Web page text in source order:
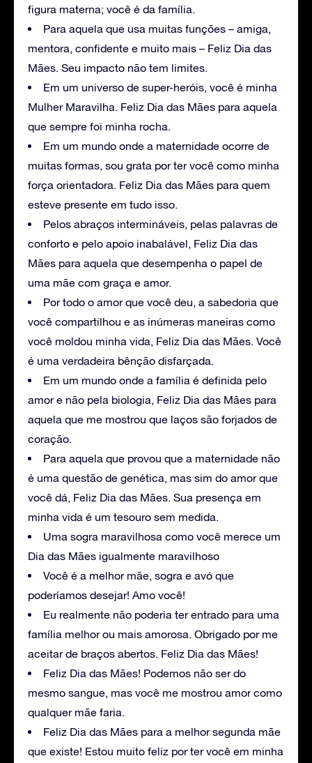
figura materna; você é da família.
Para aquela que usa muitas funções – amiga,
mentora, confidente e muito mais – Feliz Dia das
Mães. Seu impacto não tem limites.
Em um universo de super-heróis, você é minha
Mulher Maravilha. Feliz Dia das Mães para aquela
que sempre foi minha rocha.
Em um mundo onde a maternidade ocorre de
muitas formas, sou grata por ter você como minha
força orientadora. Feliz Dia das Mães para quem
esteve presente em tudo isso.
Pelos abraços intermináveis, pelas palavras de
conforto e pelo apoio inabalável, Feliz Dia das
Mães para aquela que desempenha o papel de
uma mãe com graça e amor.
Por todo o amor que você deu, a sabedoria que
você compartilhou e as inúmeras maneiras como
você moldou minha vida, Feliz Dia das Mães. Você
é uma verdadeira bênção disfarçada.
Em um mundo onde a família é definida pelo
amor e não pela biologia, Feliz Dia das Mães para
aquela que me mostrou que laços são forjados de
coração.
Para aquela que provou que a maternidade não
é uma questão de genética, mas sim do amor que
você dá, Feliz Dia das Mães. Sua presença em
minha vida é um tesouro sem medida.
Uma sogra maravilhosa como você merece um
Dia das Mães igualmente maravilhoso
Você é a melhor mãe, sogra e avó que
poderíamos desejar! Amo você!
Eu realmente não poderia ter entrado para uma
família melhor ou mais amorosa. Obrigado por me
aceitar de braços abertos. Feliz Dia das Mães!
Feliz Dia das Mães! Podemos não ser do
mesmo sangue, mas você me mostrou amor como
qualquer mãe faria.
Feliz Dia das Mães para a melhor segunda mãe
que existe! Estou muito feliz por ter você em minha